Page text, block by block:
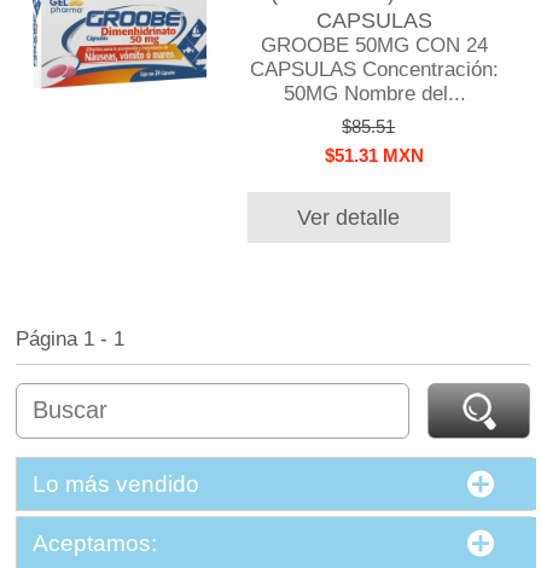
CAPSULAS
GROOBE 50MG CON 24
CAPSULAS Concentración:
50MG Nombre del...
$85.51
$51.31 MXN
Ver detalle
Página 1 - 1
Lo más vendido
Aceptamos: